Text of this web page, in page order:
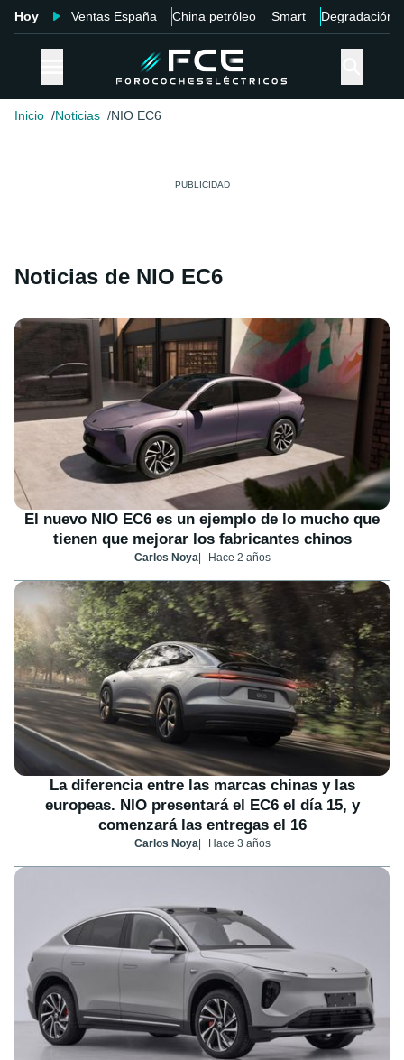
Hoy Ventas España China petróleo Smart Degradación
Inicio Noticias NIO EC6
Noticias de NIO EC6
El nuevo NIO EC6 es un ejemplo de lo mucho que
tienen que mejorar los fabricantes chinos
Carlos Noya Hace 2 años
La diferencia entre las marcas chinas y las
europeas. NIO presentará el EC6 el día 15, y
comenzará las entregas el 16
Carlos Noya Hace 3 años